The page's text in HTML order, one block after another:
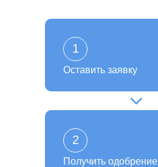
Получить одобрение
2
Оставить заявку
1